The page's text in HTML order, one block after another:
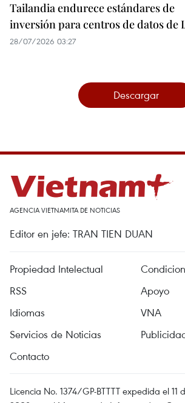
Tailandia endurece estándares de
inversión para centros de datos de
28/07/2026 03:27
Descargar
AGENCIA VIETNAMITA DE NOTICIAS
Editor en jefe: TRAN TIEN DUAN
Propiedad Intelectual
RSS
Apoyo
Idiomas
VNA
Servicios de Noticias
Contacto
Licencia No. 1374/GP-BTTTT expedida el 11